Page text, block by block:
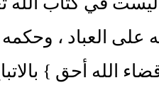
على العباد ،
الله أحق }